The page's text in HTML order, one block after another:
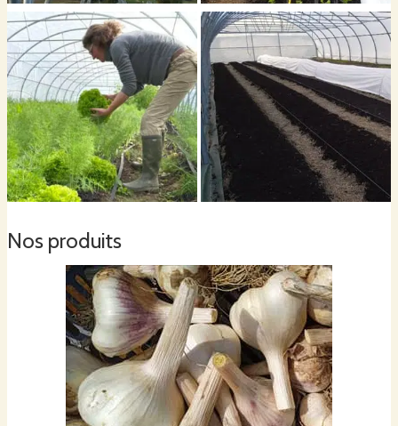
de la vie du sol. Pour protéger les cultures des
ravageurs, nous installons des filets anti-
insectes. Nous produisons exclusivement des
fruits et légumes de saison., dans le but d'offrir à
nos clients des légumes sains, pleins de saveurs,
et produits localement.
Nos produits